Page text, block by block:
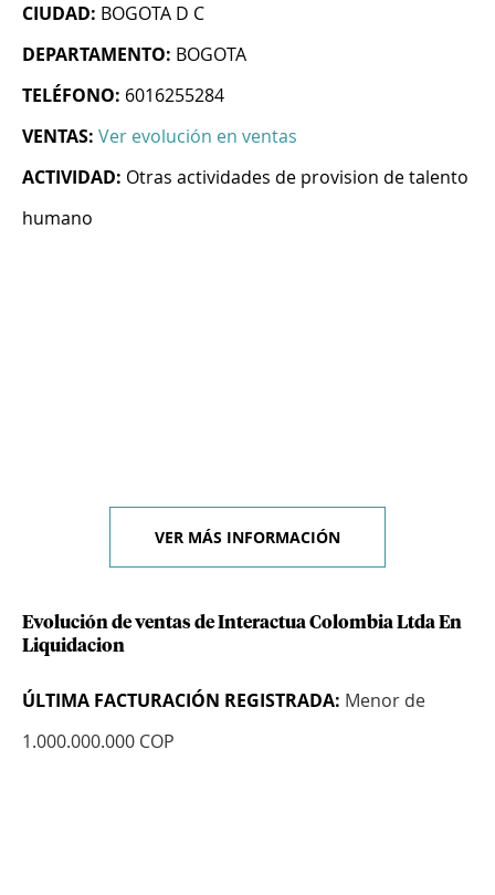
CIUDAD: BOGOTA D C
DEPARTAMENTO: BOGOTA
TELÉFONO: 6016255284
VENTAS: Ver evolución en ventas
ACTIVIDAD: Otras actividades de provision de talento
humano
VER MÁS INFORMACIÓN
Evolución de ventas de Interactua Colombia Ltda En
Liquidacion
ÚLTIMA FACTURACIÓN REGISTRADA: Menor de
1.000.000.000 COP